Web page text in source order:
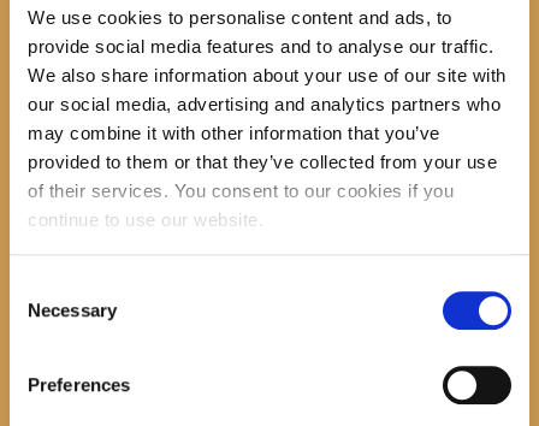
We use cookies to personalise content and ads, to
provide social media features and to analyse our traffic.
We also share information about your use of our site with
our social media, advertising and analytics partners who
may combine it with other information that you’ve
provided to them or that they’ve collected from your use
of their services. You consent to our cookies if you
continue to use our website.
Selection
Necessary
Preferences
Previous item .43 Next item .milko15
No image description ...
Search
Promocija zbirke pjesama "Iz staračkog domau Makarskoj"-poshumno Tihorad Mijo
Bartulović
Javni natječaj za imenovanje ravnatelja/ravnateljice Općinske knjižnice Hrvatska sloga